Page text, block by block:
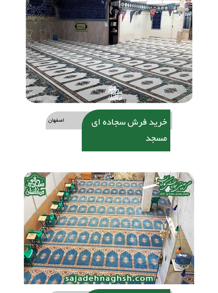
اصفهان
خرید فرش سجاده ای
مسجد